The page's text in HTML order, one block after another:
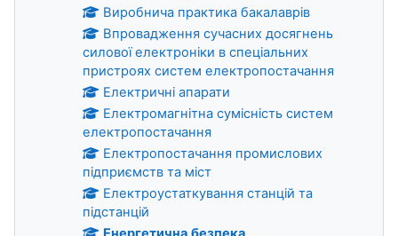
Виробнича практика бакалаврів
Впровадження сучасних досягнень
силової електроніки в спеціальних
пристроях систем електропостачання
Електричні апарати
Електромагнітна сумісність систем
електропостачання
Електропостачання промислових
підприємств та міст
Електроустаткування станцій та
підстанцій